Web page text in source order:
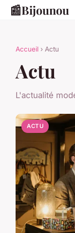
📰Bijounou
Accueil › Actu
Actu
L'actualité
ACTU